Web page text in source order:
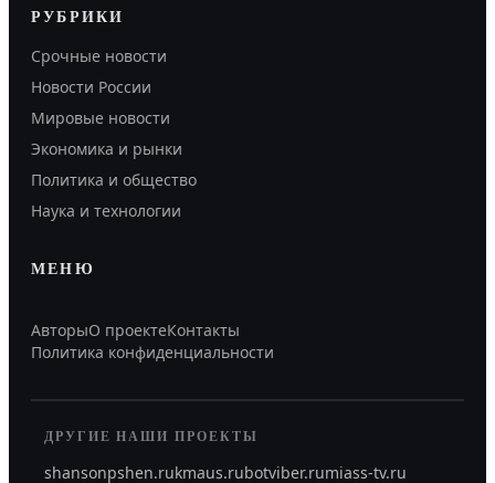
РУБРИКИ
Срочные новости
Новости России
Мировые новости
Экономика и рынки
Политика и общество
Наука и технологии
МЕНЮ
АвторыО проектеКонтакты
Политика конфиденциальности
ДРУГИЕ НАШИ ПРОЕКТЫ
shansonpshen.rukmaus.rubotviber.rumiass-tv.ru